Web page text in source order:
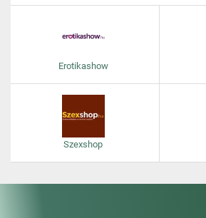
Erotikashow
Szexshop